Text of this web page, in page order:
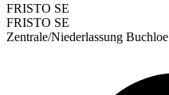
FRISTO SE
FRISTO SE
Zentrale/Niederlassung Buchloe